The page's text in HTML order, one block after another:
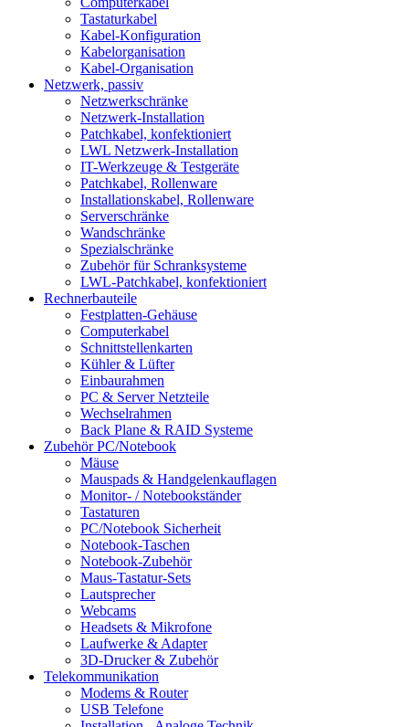
Tastaturkabel
Kabel-Konfiguration
Kabelorganisation
Kabel-Organisation
Netzwerk, passiv
Netzwerkschränke
Netzwerk-Installation
Patchkabel, konfektioniert
LWL Netzwerk-Installation
IT-Werkzeuge & Testgeräte
Patchkabel, Rollenware
Installationskabel, Rollenware
Serverschränke
Wandschränke
Spezialschränke
Zubehör für Schranksysteme
LWL-Patchkabel, konfektioniert
Rechnerbauteile
Festplatten-Gehäuse
Computerkabel
Schnittstellenkarten
Kühler & Lüfter
Einbaurahmen
PC & Server Netzteile
Wechselrahmen
Back Plane & RAID Systeme
Zubehör PC/Notebook
Mäuse
Mauspads & Handgelenkauflagen
Monitor- / Notebookständer
Tastaturen
PC/Notebook Sicherheit
Notebook-Taschen
Notebook-Zubehör
Maus-Tastatur-Sets
Lautsprecher
Webcams
Headsets & Mikrofone
Laufwerke & Adapter
3D-Drucker & Zubehör
Telekommunikation
Modems & Router
USB Telefone